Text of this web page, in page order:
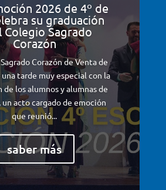
2026 de 4º de
su graduación
Colegio Sagrado
Corazón
Corazón de Venta de
una tarde muy especial con la
de los alumnos y alumnas de
un acto cargado de emoción
que reunió...
saber más